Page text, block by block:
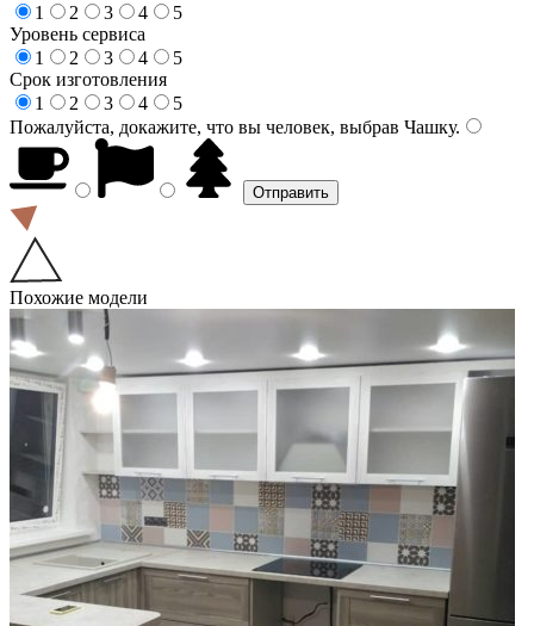
1
2 3 4
5
Уровень сервиса
1
2 3 4
5
Срок изготовления
1
2 3 4
5
Пожалуйста, докажите, что вы человек, выбрав Чашку.
Похожие модели